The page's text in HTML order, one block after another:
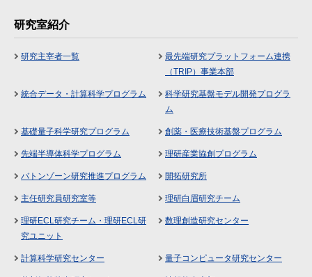
研究室紹介
研究主宰者一覧
最先端研究プラットフォーム連携
（TRIP）事業本部
統合データ・計算科学プログラム
科学研究基盤モデル開発プログラ
ム
基礎量子科学研究プログラム 創薬・医療技術基盤プログラム
先端半導体科学プログラム 理研産業協創プログラム
バトンゾーン研究推進プログラム 開拓研究所
主任研究員研究室等 理研白眉研究チーム
理研ECL研究チーム・理研ECL研
究ユニット
数理創造研究センター
計算科学研究センター 量子コンピュータ研究センター